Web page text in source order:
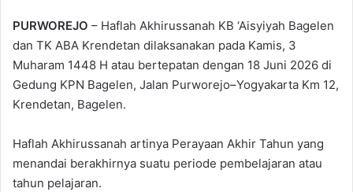
PURWOREJO – Haflah Akhirussanah KB ‘Aisyiyah Bagelen
dan TK ABA Krendetan dilaksanakan pada Kamis, 3
Muharam 1448 H atau bertepatan dengan 18 Juni 2026 di
Gedung KPN Bagelen, Jalan Purworejo–Yogyakarta Km 12,
Krendetan, Bagelen.
Haflah Akhirussanah artinya Perayaan Akhir Tahun yang
menandai berakhirnya suatu periode pembelajaran atau
tahun pelajaran.